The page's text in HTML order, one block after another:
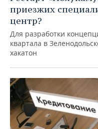
приезжих
центр?
Для разработки
квартала в
хакатон